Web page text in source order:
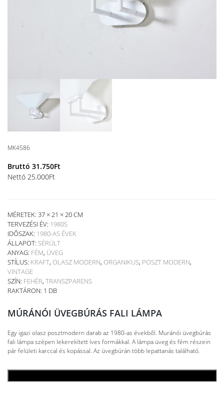
MK4586
Bruttó 31.750Ft
Nettó 25.000Ft
MÉRETEK: 37 × 21 × 20 CM
TERVEZÉSI ÉV: 1980S
IDŐSZAK: 1980-AS ÉVEK
ÁLLAPOT: SÉRÜLT
ANYAG: FÉM, ÜVEG
STÍLUS: KRAFT, OLASZ MODERN, ORGANIKUS, POSZT MODERN,
VINTAGE
SZÍN: FEHÉR, TRANSZPARENS
RAKTÁRON: 1 DB
MÚRÁNÓI ÜVEGBÚRÁS FALI LÁMPA
Egy igazi olasz posztmodern darab az 1980-as évekből. Muránói üvegbúrás
fali lámpa szépen lekerekített íves formákkal. A lámpa üveg és fém részein
pár felületi karccal és kopással. Az üvegbúrán több lepattanás található.